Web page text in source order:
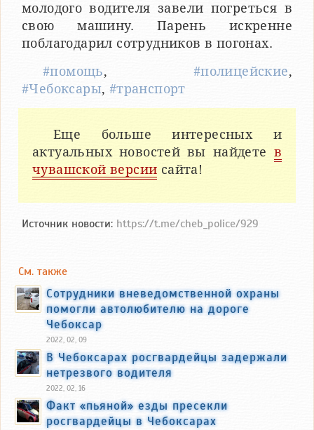
молодого водителя завели погреться в
свою машину. Парень искренне
поблагодарил сотрудников в погонах.
#помощь, #полицейские,
#Чебоксары, #транспорт
Еще больше интересных и
актуальных новостей вы найдете в
чувашской версии сайта!
Источник новости: https://t.me/cheb_police/929
См. также
Сотрудники вневедомственной охраны
помогли автолюбителю на дороге
Чебоксар
2022, 02, 09
В Чебоксарах росгвардейцы задержали
нетрезвого водителя
2022, 02, 16
Факт «пьяной» езды пресекли
росгвардейцы в Чебоксарах